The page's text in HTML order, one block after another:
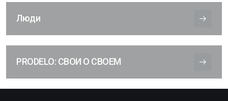
Люди
PRODELO: СВОИ О СВОЕМ